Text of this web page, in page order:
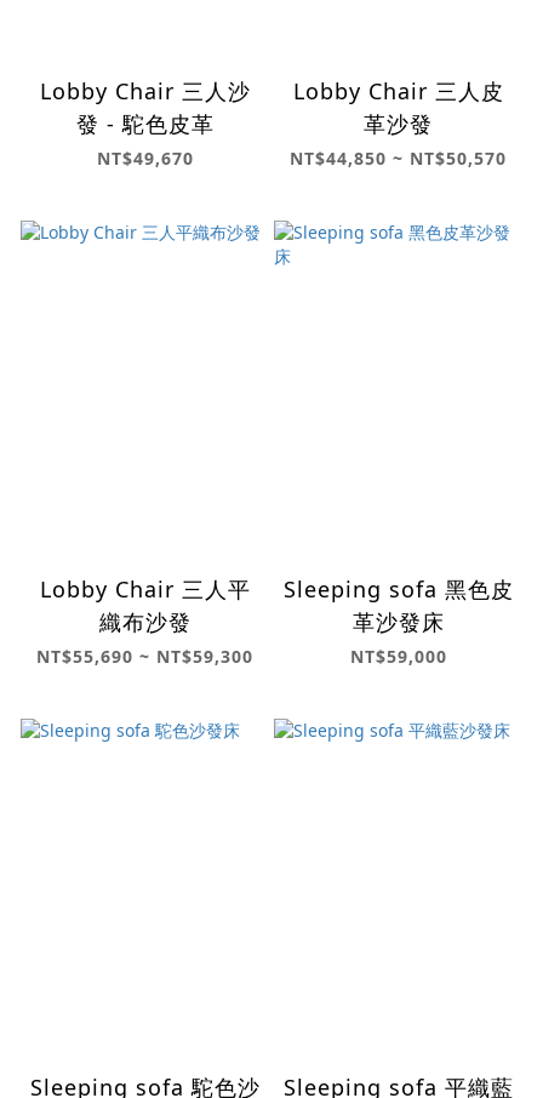
Lobby Chair 三人沙
發 - 駝色皮革
NT$49,670
Lobby Chair 三人皮
革沙發
NT$44,850 ~ NT$50,570
Lobby Chair 三人平
織布沙發
NT$55,690 ~ NT$59,300
Sleeping sofa 黑色皮
革沙發床
NT$59,000
Sleeping sofa 駝色沙
Sleeping sofa 平織藍